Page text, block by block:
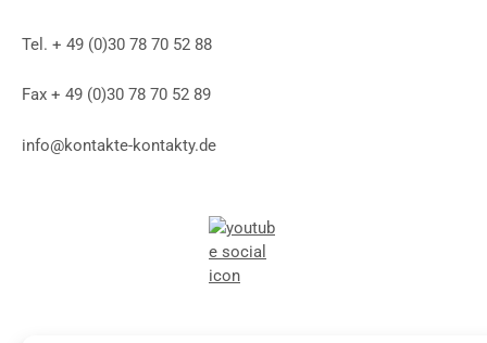
Tel. + 49 (0)30 78 70 52 88
Fax + 49 (0)30 78 70 52 89
info@kontakte-kontakty.de